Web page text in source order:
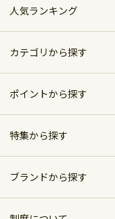
人気ランキング
カテゴリから探す
家電
家具・インテリア
ホーム＆キッチン
アウトドア・スポーツ
ポイントから探す
～5,000pt
5,001～10,000pt
10,001～20,000pt
特集から探す
ポイント別おすすめ商品
ブランドから探す